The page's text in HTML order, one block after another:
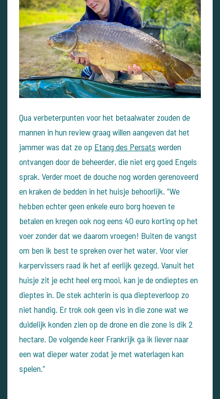
Qua verbeterpunten voor het betaalwater zouden de
mannen in hun review graag willen aangeven dat het
jammer was dat ze op Etang des Persats werden
ontvangen door de beheerder, die niet erg goed Engels
sprak. Verder moet de douche nog worden gerenoveerd
en kraken de bedden in het huisje behoorlijk. “We
hebben echter geen enkele euro borg hoeven te
betalen en kregen ook nog eens 40 euro korting op het
voer zonder dat we daarom vroegen! Buiten de vangst
om ben ik best te spreken over het water. Voor vier
karpervissers raad ik het af eerlijk gezegd. Vanuit het
huisje zit je echt heel erg mooi, kan je de ondieptes en
dieptes in. De stek achterin is qua diepteverloop zo
niet handig. Er trok ook geen vis in die zone wat we
duidelijk konden zien op de drone en die zone is dik 2
hectare. De volgende keer Frankrijk ga ik liever naar
een wat dieper water zodat je met waterlagen kan
spelen.”